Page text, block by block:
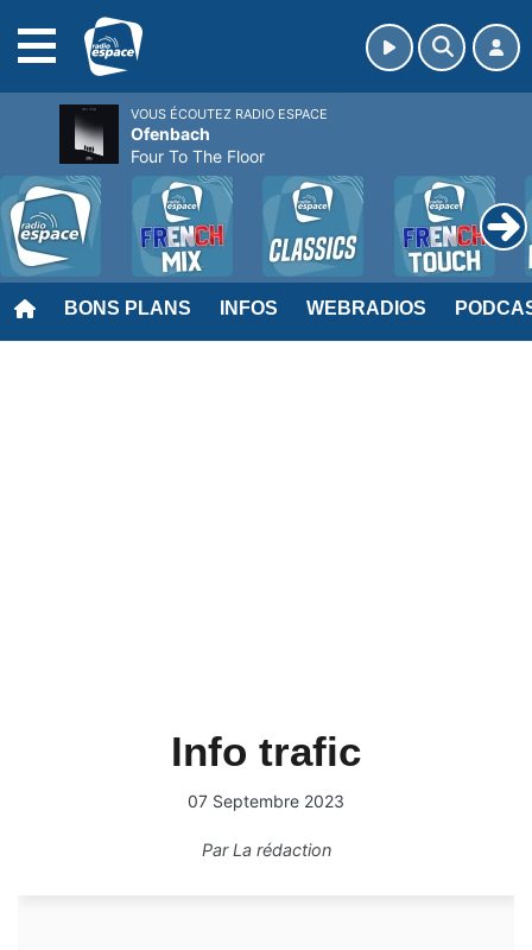
BONS PLANS INFOS WEBRADIOS
Info trafic
07 Septembre 2023
ParLa rédaction
VOUS ÉCOUTEZ RADIO ESPACE
Ofenbach
Four To The Floor